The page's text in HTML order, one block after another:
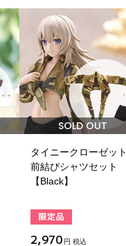
SOLD OUT
タイニークローゼット
前結びシャツセット
【Black】
2,970 円 税込